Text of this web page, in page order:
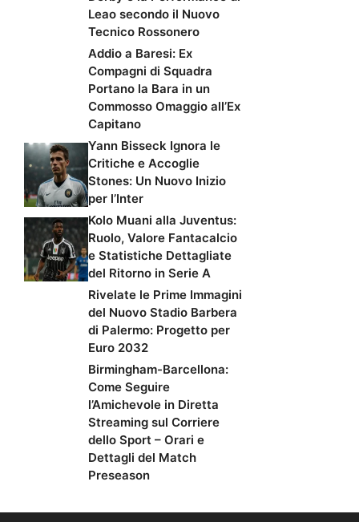
Leao secondo il Nuovo
Tecnico Rossonero
Addio a Baresi: Ex
Compagni di Squadra
Portano la Bara in un
Commosso Omaggio all’Ex
Capitano
Yann Bisseck Ignora le
Critiche e Accoglie
Stones: Un Nuovo Inizio
per l’Inter
Kolo Muani alla Juventus:
Ruolo, Valore Fantacalcio
e Statistiche Dettagliate
del Ritorno in Serie A
Rivelate le Prime Immagini
del Nuovo Stadio Barbera
di Palermo: Progetto per
Euro 2032
Birmingham-Barcellona:
Come Seguire
l’Amichevole in Diretta
Streaming sul Corriere
dello Sport – Orari e
Dettagli del Match
Preseason